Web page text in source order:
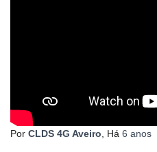
Por CLDS 4G Aveiro, Há 6 anos